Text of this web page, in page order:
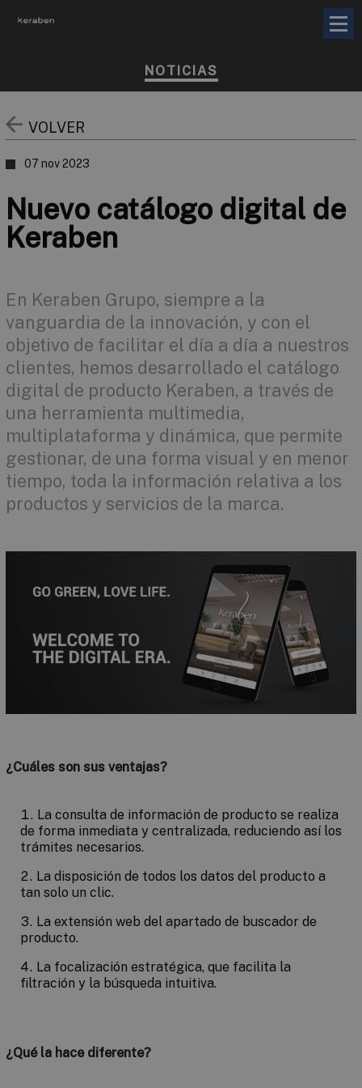
NOTICIAS
VOLVER
07 nov 2023
Nuevo catálogo digital de
Keraben
En Keraben Grupo, siempre a la
vanguardia de la innovación, y con el
objetivo de facilitar el día a día a nuestros
clientes, hemos desarrollado el catálogo
digital de producto Keraben, a través de
una herramienta multimedia,
multiplataforma y dinámica, que permite
gestionar, de una forma visual y en menor
tiempo, toda la información relativa a los
productos y servicios de la marca.
¿Cuáles son sus ventajas?
La consulta de información de producto se realiza
de forma inmediata y centralizada, reduciendo así los
trámites necesarios.
La disposición de todos los datos del producto a
tan solo un clic.
La extensión web del apartado de buscador de
producto.
La focalización estratégica, que facilita la
filtración y la búsqueda intuitiva.
¿Qué la hace diferente?